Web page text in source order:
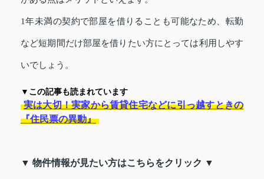
1年未満の契約で部屋を借りることも可能なため、転勤
など短期間だけ部屋を借りたい方にとっては利用しやす
いでしょう。
▼この記事も読まれています
実は大切！実家から賃貸住宅などに引っ越すときの
『住民票の異動』
▼ 物件情報が見たい方はこちらをクリック ▼